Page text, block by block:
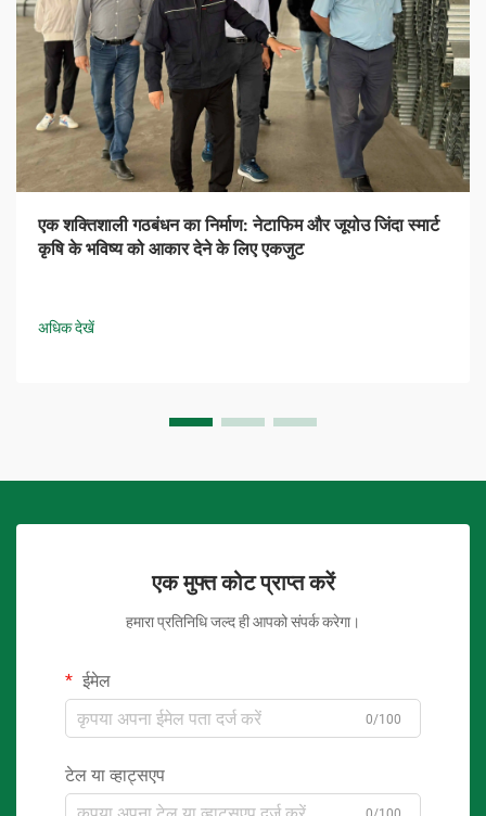
एक शक्तिशाली गठबंधन का निर्माण: नेटाफिम और जूयोउ जिंदा स्मार्ट
कृषि के भविष्य को आकार देने के लिए एकजुट
अधिक देखें
एक मुफ्त कोट प्राप्त करें
हमारा प्रतिनिधि जल्द ही आपको संपर्क करेगा।
ईमेल
0/100
टेल या व्हाट्सएप